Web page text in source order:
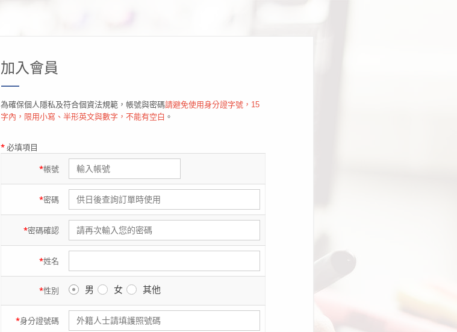
加入會員
為確保個人隱私及符合個資法規範，帳號與密碼請避免使用身分證字號，15
字內，限用小寫、半形英文與數字，不能有空白 。
*必填項目
*帳號
*密碼
*密碼確認
*姓名
*性別 男 女 其他
*身分證號碼